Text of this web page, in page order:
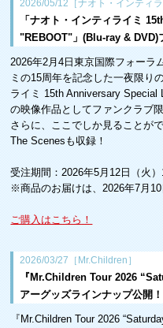
2026/05/12［ナオト・インティラ
「ナオト・インティライミ
"REBOOT"」(Blu-ray & DVD)
2026年2月4日東京国際フォーラ
ミの15周年を記念した一夜限り
ライミ 15th Anniversary
の映像作品としてファンクラブ
さらに、ここでしか見ることが
The Scenesも収録！
受注期間：2026年5月12日（火
※商品のお届けは、2026年7月
ご購入はこちら！
2026/03/27［Mr.Children］
『Mr.Children Tour 2026
アーグッズラインナップ公開！
『Mr.Children Tour 2026